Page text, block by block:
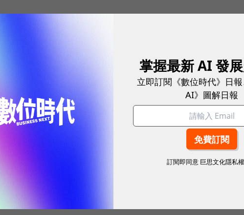
的數據顯示，美國刑事調查中繳獲的各種加密
就有198億美元是比特幣。
者也相當支持美國持有比特幣儲備的想法，聲稱這可能是
國家債務。
貨幣（CBDC）
對不會有央行數位貨幣（CBDC）」，而川普的財政部長
Bessent）近日在
掌握最新 AI 發
立即訂閱《數位時代》日
AI》圖解日報
訂閱即同意 巨思文化隱私